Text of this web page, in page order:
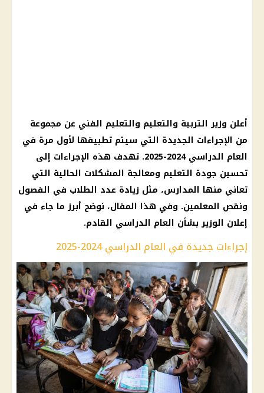
أعلن وزير التربية والتعليم والتعليم الفني عن مجموعة
من الإجراءات الجديدة التي سيتم تطبيقها لأول مرة في
العام الدراسي 2024-2025. تهدف هذه الإجراءات إلى
تحسين جودة التعليم ومعالجة المشكلات الحالية التي
تعاني منها المدارس، مثل زيادة عدد الطلاب في الفصول
ونقص المعلمين. وفي هذا المقال، نوضح أبرز ما جاء في
إعلان الوزير بشأن العام الدراسي القادم.
إجراءات جديدة في العام الدراسي 2024-2025